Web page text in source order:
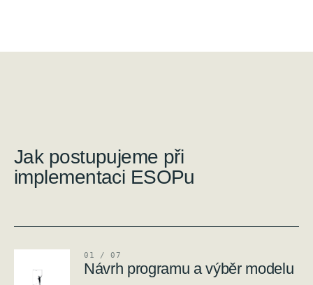
Jak postupujeme při
implementaci ESOPu
0 1 / 07
Návrh programu a výběr modelu